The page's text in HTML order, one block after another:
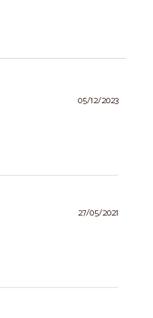
05/12/2023
27/05/2021